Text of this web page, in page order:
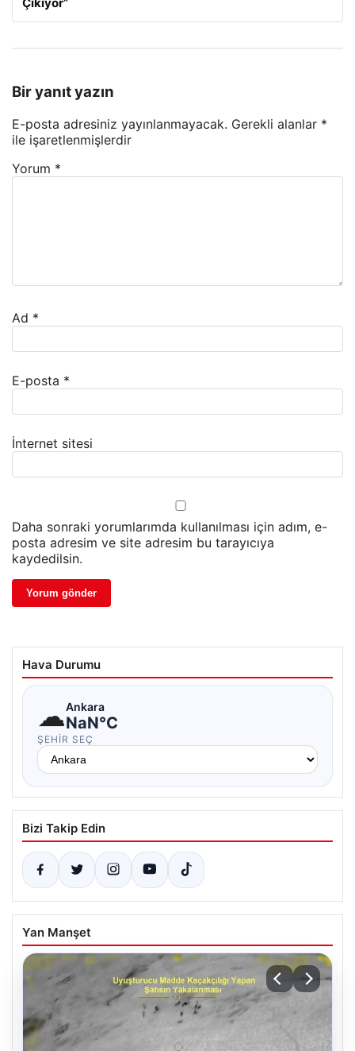
Bir yanıt yazın
E-posta adresiniz yayınlanmayacak. Gerekli alanlar *
ile işaretlenmişlerdir
Yorum *
Ad *
E-posta *
İnternet sitesi
Daha sonraki yorumlarımda kullanılması için adım, e-
posta adresim ve site adresim bu tarayıcıya
kaydedilsin.
Hava Durumu
☁Ankara
NaN°C
ŞEHIR SEÇ
Bizi Takip Edin
Yan Manşet